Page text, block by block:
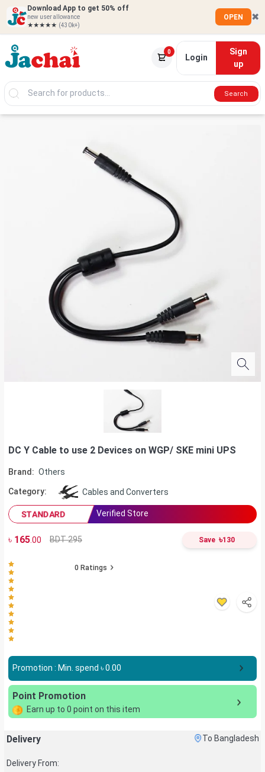
Download App to get 50% off
new user allowance
★★★★★ (430k+)
OPEN ✖
0
Login
Sign
up
Search
DC Y Cable to use 2 Devices on WGP/ SKE mini UPS
Brand: Others
Category: Cables and Converters
STANDARD Verified Store
৳ 165.00 BDT 295 Save ৳130
0 Ratings
Promotion : Min. spend ৳0.00
Point Promotion
Earn up to 0 point on this item
Delivery To Bangladesh
Delivery From: